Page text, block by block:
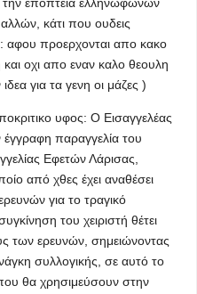
αλλών, κάτι που ουδεις
αφου προερχονται απο κακο
οχι απο εναν καλο θεουλη
για τα γενη οι μάζες )
υφος: Ο Εισαγγελέας
παραγγελία του
Εφετών Λάρισας,
από χθες έχει αναθέσει
για το τραγικό
του χειριστή θέτει
των ερευνών, σημειώνοντας
συλλογικής, σε αυτό το
θα χρησιμεύσουν στην